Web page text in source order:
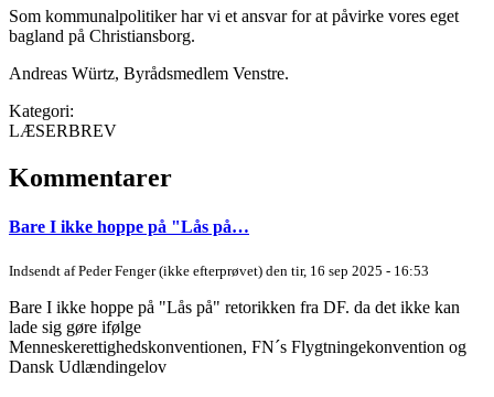
Som kommunalpolitiker har vi et ansvar for at påvirke vores eget
bagland på Christiansborg.
Andreas Würtz, Byrådsmedlem Venstre.
Kategori:
LÆSERBREV
Kommentarer
Bare I ikke hoppe på "Lås på…
Indsendt afPeder Fenger (ikke efterprøvet) den tir, 16 sep 2025 - 16:53
Bare I ikke hoppe på "Lås på" retorikken fra DF. da det ikke kan
lade sig gøre ifølge
Menneskerettighedskonventionen, FN´s Flygtningekonvention og
Dansk Udlændingelov